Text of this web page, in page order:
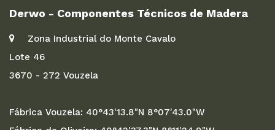
Derwo - Componentes Técnicos de Madera
Zona Industrial do Monte Cavalo
Lote 46
3670 - 272 Vouzela
Fábrica Vouzela: 40°43'13.8"N 8°07'43.0"W